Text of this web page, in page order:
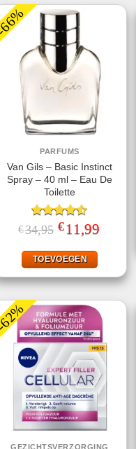
PARFUMS
Van Gils – Basic Instinct
Spray – 40 ml – Eau De
Toilette
Gewaardeerd
4.50uit 5
€34,95 Oorspronkelijke
prijs
€34,95.
€ 11,99
TOEVOEGEN
GEZICHTSVERZORGING